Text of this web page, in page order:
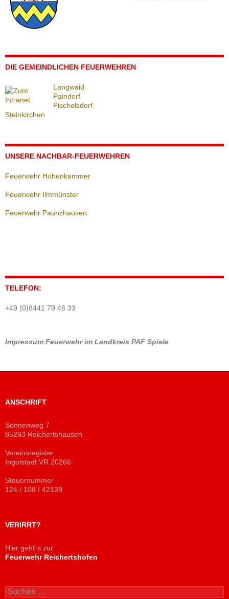
DIE GEMEINDLICHEN FEUERWEHREN
Langwaid
Paindorf
Pischelsdorf
Steinkirchen
UNSERE NACHBAR-FEUERWEHREN
Feuerwehr Hohenkammer
Feuerwehr Ilmmünster
Feuerwehr Paunzhausen
TELEFON:
+49 (0)8441 79 46 33
Impressum Feuerwehr im Landkreis PAF Spiele
ANSCHRIFT
Sonnenweg 7
85293 Reichertshausen
Vereinsregister
Ingolstadt VR 20266
Steuernummer
124 / 108 / 42139
VERIRRT?
Hier geht´s zur
Feuerwehr Reichertshofen
Suchen